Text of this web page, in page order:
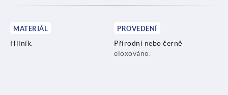
MATERIÁL
Hliník.
PROVEDENÍ
Přírodní nebo černě
eloxováno.